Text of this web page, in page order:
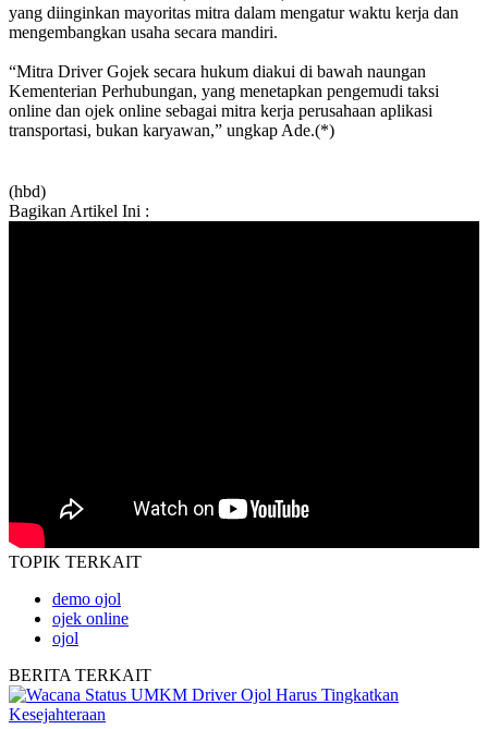
yang diinginkan mayoritas mitra dalam mengatur waktu kerja dan
mengembangkan usaha secara mandiri.
“Mitra Driver Gojek secara hukum diakui di bawah naungan
Kementerian Perhubungan, yang menetapkan pengemudi taksi
online dan ojek online sebagai mitra kerja perusahaan aplikasi
transportasi, bukan karyawan,” ungkap Ade.(*)
(hbd)
Bagikan Artikel Ini :
TOPIK TERKAIT
demo ojol
ojek online
ojol
BERITA TERKAIT